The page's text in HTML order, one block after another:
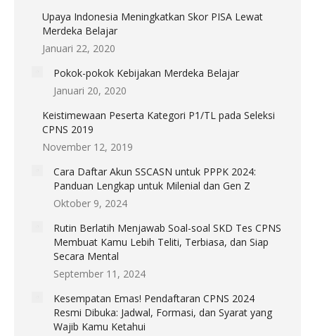
Upaya Indonesia Meningkatkan Skor PISA Lewat
Merdeka Belajar
Januari 22, 2020
Pokok-pokok Kebijakan Merdeka Belajar
Januari 20, 2020
Keistimewaan Peserta Kategori P1/TL pada Seleksi
CPNS 2019
November 12, 2019
Cara Daftar Akun SSCASN untuk PPPK 2024:
Panduan Lengkap untuk Milenial dan Gen Z
Oktober 9, 2024
Rutin Berlatih Menjawab Soal-soal SKD Tes CPNS
Membuat Kamu Lebih Teliti, Terbiasa, dan Siap
Secara Mental
September 11, 2024
Kesempatan Emas! Pendaftaran CPNS 2024
Resmi Dibuka: Jadwal, Formasi, dan Syarat yang
Wajib Kamu Ketahui